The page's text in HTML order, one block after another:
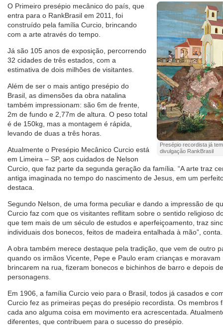
Presépio recordista já
divulgação RankBrasil
O Primeiro presépio mecânico do país, que
entra para o RankBrasil em 2011, foi
construído pela família Curcio, brincando
com a arte através do tempo.
Já são 105 anos de exposição, percorrendo
32 cidades de três estados, com a
estimativa de dois milhões de visitantes.
Além de ser o mais antigo presépio do
Brasil, as dimensões da obra natalina
também impressionam: são 6m de frente,
2m de fundo e 2,77m de altura. O peso total
é de 150kg, mas a montagem é rápida,
levando de duas a três horas.
Atualmente o Presépio Mecânico Curcio está
em Limeira – SP, aos cuidados de Nelson
Curcio, que faz parte da segunda geração da família. “A arte traz
antiga imaginada no tempo do nascimento de Jesus, em um
destaca.
Segundo Nelson, de uma forma peculiar e dando a impressão de
Curcio faz com que os visitantes reflitam sobre o sentido religioso
que tem mais de um século de estudos e aperfeiçoamento, traz
individuais dos bonecos, feitos de madeira entalhada à mão”, conta.
A obra também merece destaque pela tradição, que vem de outro
quando os irmãos Vicente, Pepe e Paulo eram crianças e
brincarem na rua, fizeram bonecos e bichinhos de barro e depois
personagens.
Em 1906, a família Curcio veio para o Brasil, todos já casados e
Curcio fez as primeiras peças do presépio recordista. Os membros
cada ano alguma coisa em movimento era acrescentada.
diferentes, que contribuem para o sucesso do presépio.